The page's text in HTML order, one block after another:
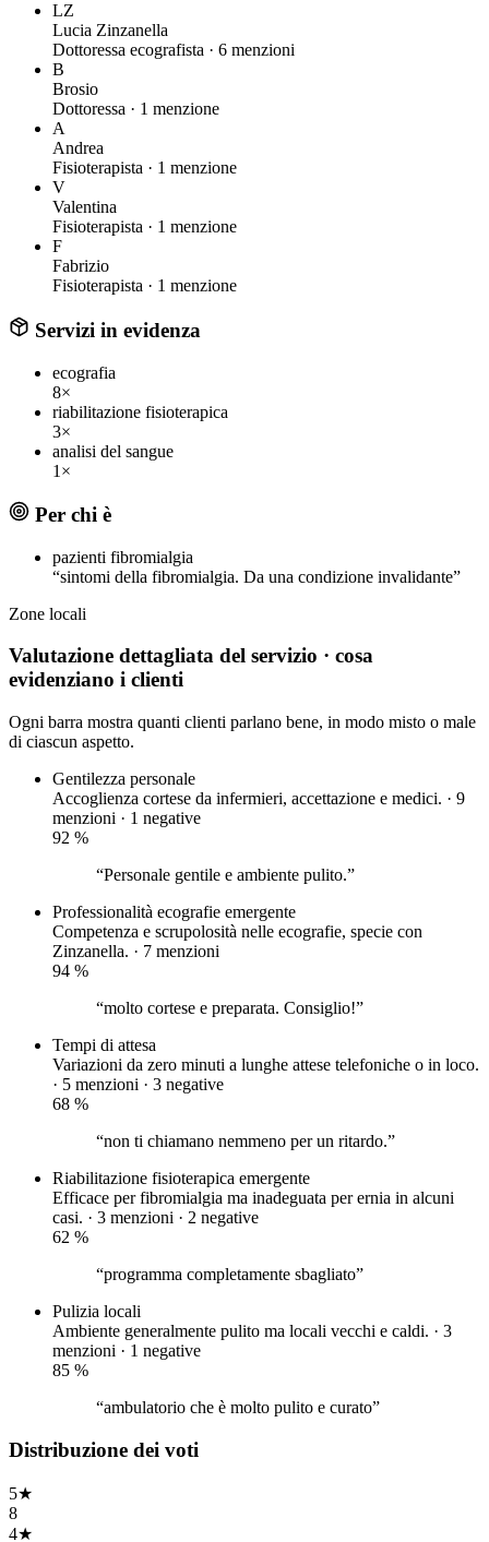
LZ
Lucia Zinzanella
Dottoressa ecografista · 6 menzioni
B
Brosio
Dottoressa · 1 menzione
A
Andrea
Fisioterapista · 1 menzione
V
Valentina
Fisioterapista · 1 menzione
F
Fabrizio
Fisioterapista · 1 menzione
Servizi in evidenza
ecografia
8×
riabilitazione fisioterapica
3×
analisi del sangue
1×
Per chi è
pazienti fibromialgia
“sintomi della fibromialgia. Da una condizione invalidante”
Zone locali
Valutazione dettagliata del servizio · cosa
evidenziano i clienti
Ogni barra mostra quanti clienti parlano bene, in modo misto o male
di ciascun aspetto.
Gentilezza personale
Accoglienza cortese da infermieri, accettazione e medici. · 9
menzioni · 1 negative
92 %
“Personale gentile e ambiente pulito.”
Professionalità ecografie emergente
Competenza e scrupolosità nelle ecografie, specie con
Zinzanella. · 7 menzioni
94 %
“molto cortese e preparata. Consiglio!”
Tempi di attesa
Variazioni da zero minuti a lunghe attese telefoniche o in loco.
· 5 menzioni · 3 negative
68 %
“non ti chiamano nemmeno per un ritardo.”
Riabilitazione fisioterapica emergente
Efficace per fibromialgia ma inadeguata per ernia in alcuni
casi. · 3 menzioni · 2 negative
62 %
“programma completamente sbagliato”
Pulizia locali
Ambiente generalmente pulito ma locali vecchi e caldi. · 3
menzioni · 1 negative
85 %
“ambulatorio che è molto pulito e curato”
Distribuzione dei voti
5★
8
4★